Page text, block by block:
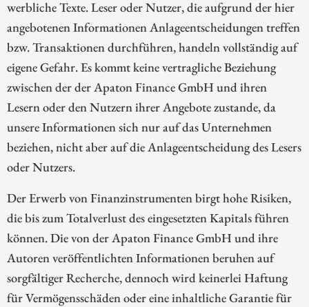
werbliche Texte. Leser oder Nutzer, die aufgrund der hier
angebotenen Informationen Anlageentscheidungen treffen
bzw. Transaktionen durchführen, handeln vollständig auf
eigene Gefahr. Es kommt keine vertragliche Beziehung
zwischen der der Apaton Finance GmbH und ihren
Lesern oder den Nutzern ihrer Angebote zustande, da
unsere Informationen sich nur auf das Unternehmen
beziehen, nicht aber auf die Anlageentscheidung des Lesers
oder Nutzers.
Der Erwerb von Finanzinstrumenten birgt hohe Risiken,
die bis zum Totalverlust des eingesetzten Kapitals führen
können. Die von der Apaton Finance GmbH und ihre
Autoren veröffentlichten Informationen beruhen auf
sorgfältiger Recherche, dennoch wird keinerlei Haftung
für Vermögensschäden oder eine inhaltliche Garantie für